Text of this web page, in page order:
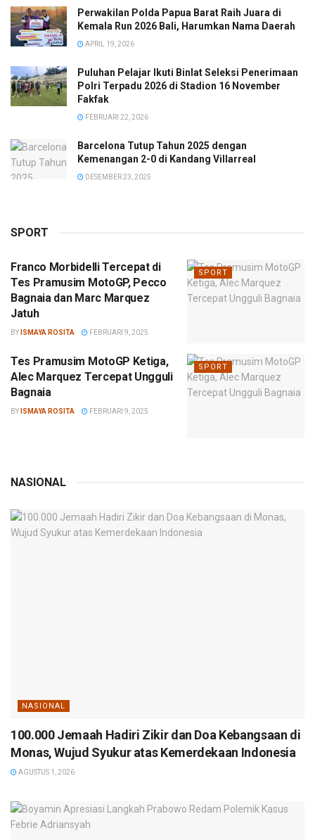
Perwakilan Polda Papua Barat Raih Juara di
Kemala Run 2026 Bali, Harumkan Nama Daerah
APRIL 19, 2026
Puluhan Pelajar Ikuti Binlat Seleksi Penerimaan
Polri Terpadu 2026 di Stadion 16 November
Fakfak
FEBRUARI 22, 2026
Barcelona Tutup Tahun 2025 dengan
Kemenangan 2-0 di Kandang Villarreal
DESEMBER 23, 2025
SPORT
SPORT
Franco Morbidelli Tercepat di
Tes Pramusim MotoGP, Pecco
Bagnaia dan Marc Marquez
Jatuh
BY ISMAYA ROSITA FEBRUARI 9, 2025
SPORT
Tes Pramusim MotoGP Ketiga,
Alec Marquez Tercepat Ungguli
Bagnaia
BY ISMAYA ROSITA FEBRUARI 9, 2025
NASIONAL
NASIONAL
100.000 Jemaah Hadiri Zikir dan Doa Kebangsaan di
Monas, Wujud Syukur atas Kemerdekaan Indonesia
AGUSTUS 1, 2026